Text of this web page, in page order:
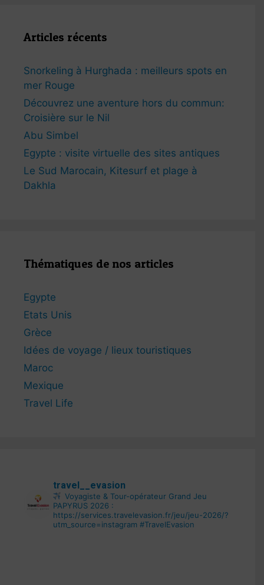
Articles récents
Snorkeling à Hurghada : meilleurs spots en
mer Rouge
Découvrez une aventure hors du commun:
Croisière sur le Nil
Abu Simbel
Egypte : visite virtuelle des sites antiques
Le Sud Marocain, Kitesurf et plage à
Dakhla
Thématiques de nos articles
Egypte
Etats Unis
Grèce
Idées de voyage / lieux touristiques
Maroc
Mexique
Travel Life
travel__evasion
Voyagiste & Tour-opérateur Grand Jeu
PAPYRUS 2026 :
https://services.travelevasion.fr/jeu/jeu-2026/?
utm_source=instagram #TravelEvasion